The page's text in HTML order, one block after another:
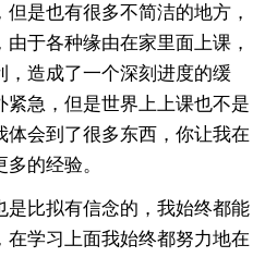
是也有很多不简洁的地方，
于各种缘由在家里面上课，
，造成了一个深刻进度的缓
急，但是世界上上课也不是
会到了很多东西，你让我在
的经验。
比拟有信念的，我始终都能
学习上面我始终都努力地在